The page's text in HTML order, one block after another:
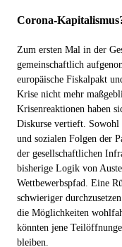
Corona-
Zum ersten Mal in der
gemeinschaftlich
europäische Fiskalpakt
Krise nicht mehr
Krisenreaktionen haben
Diskurse vertieft. Sowohl
und sozialen Folgen der
der gesellschaftlichen
bisherige Logik von
Wettbewerbspfad. Eine
schwieriger
die Möglichkeiten
könnten jene
bleiben.